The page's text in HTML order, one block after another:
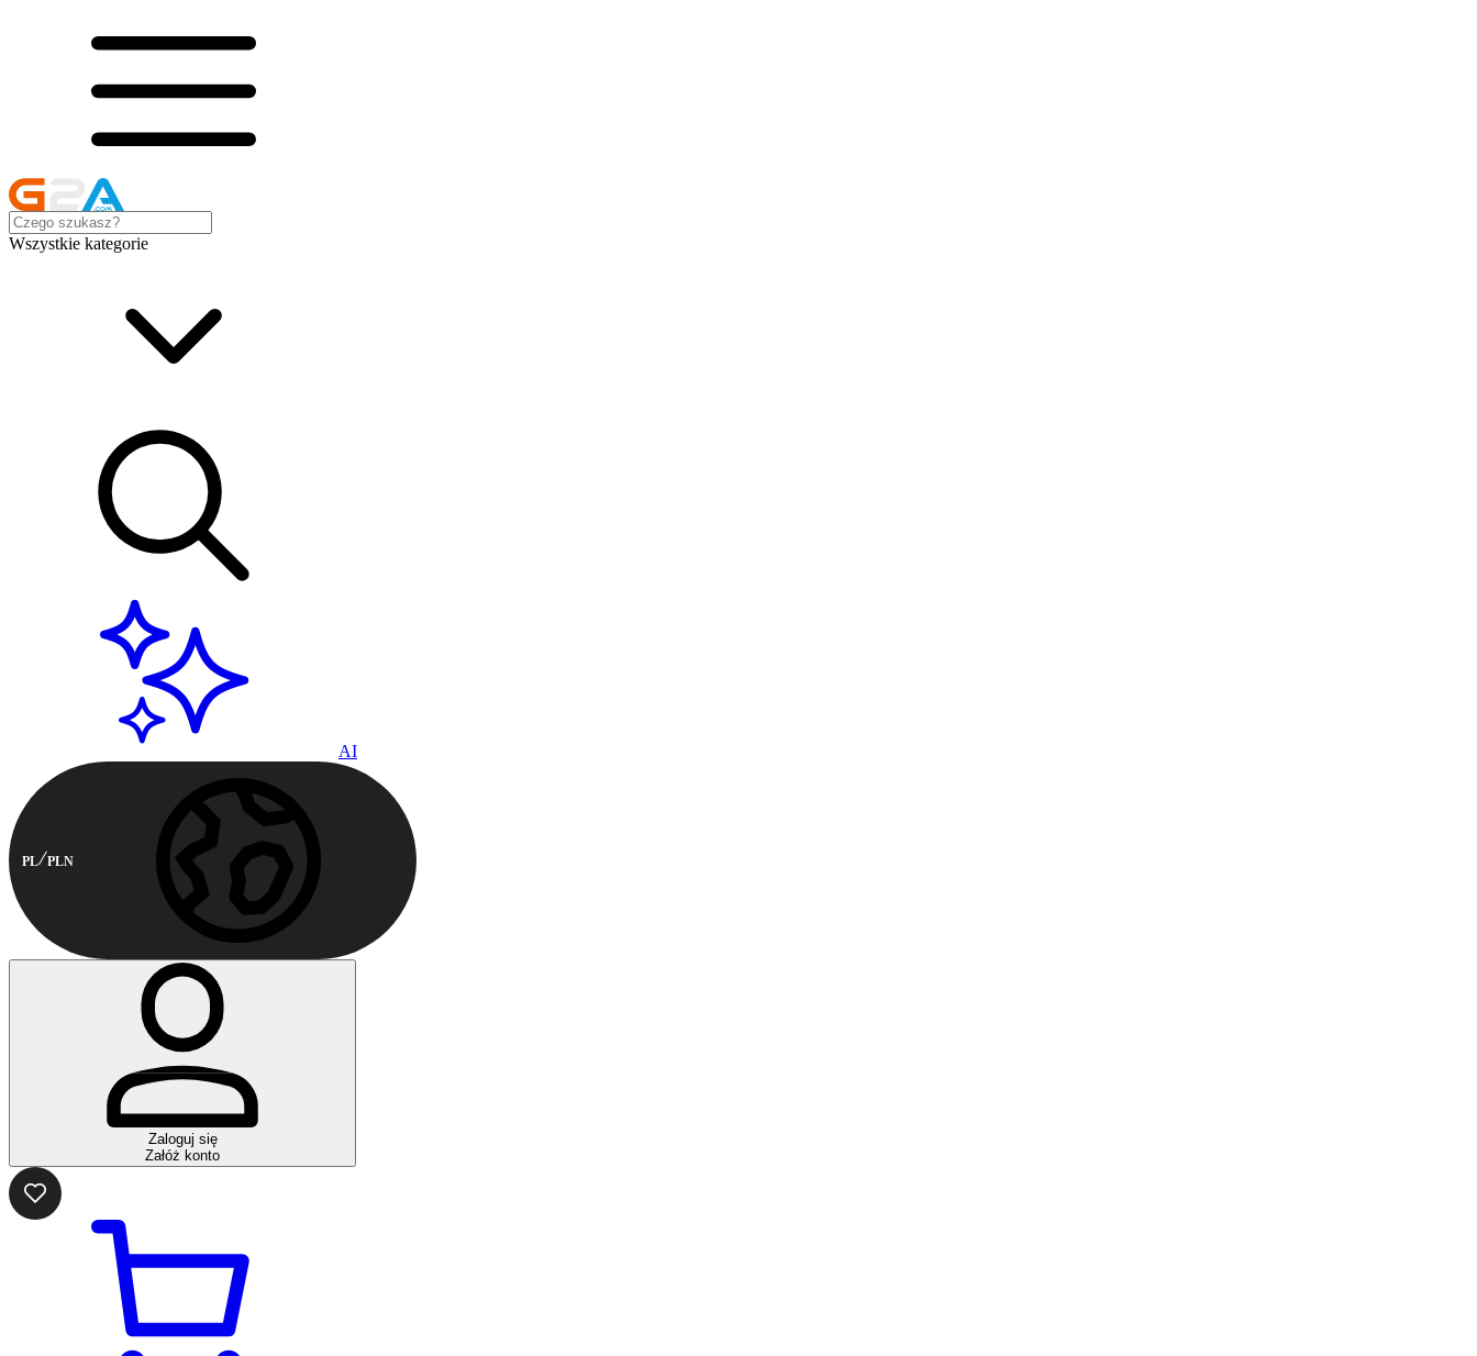
Wszystkie kategorie
AI
PL PLN
Zaloguj się
Załóż konto